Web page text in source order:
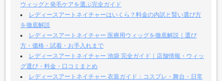
ウィッグと発毛ケアを選ぶ完全ガイド
レディースアートネイチャーはいくら？料金の内訳と賢い選び方
を徹底解説
レディースアートネイチャー 医療用ウィッグを徹底解説｜選び
方・価格・試着・お手入れまで
レディースアートネイチャー 池袋 完全ガイド｜店舗情報・ウィッ
グ選び・料金・口コミまとめ
レディースアートネイチャー 衣装ガイド：コスプレ・舞台・日常